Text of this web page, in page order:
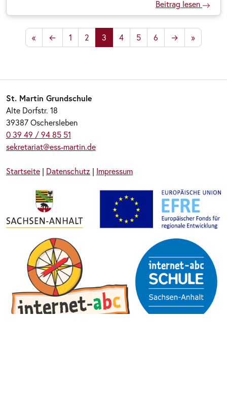
Beitrag lesen
« ← 1 2 3 4 5 6 → »
St. Martin Grundschule
Alte Dorfstr. 18
39387 Oschersleben
0 39 49 / 94 85 51
sekretariat@ess-martin.de
Startseite | Datenschutz | Impressum